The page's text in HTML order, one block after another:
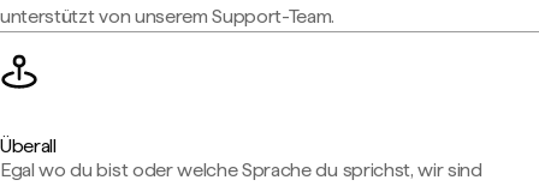
unterstützt von unserem Support-Team.
Überall
Egal wo du bist oder welche Sprache du sprichst, wir sind